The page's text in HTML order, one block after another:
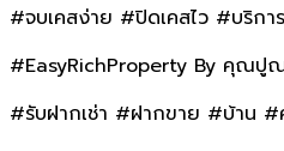
#จบเคสง่าย #ปิดเคสไว #บริกา
#EasyRichProperty By คุณปู
#รับฝากเช่า #ฝากขาย #บ้าน